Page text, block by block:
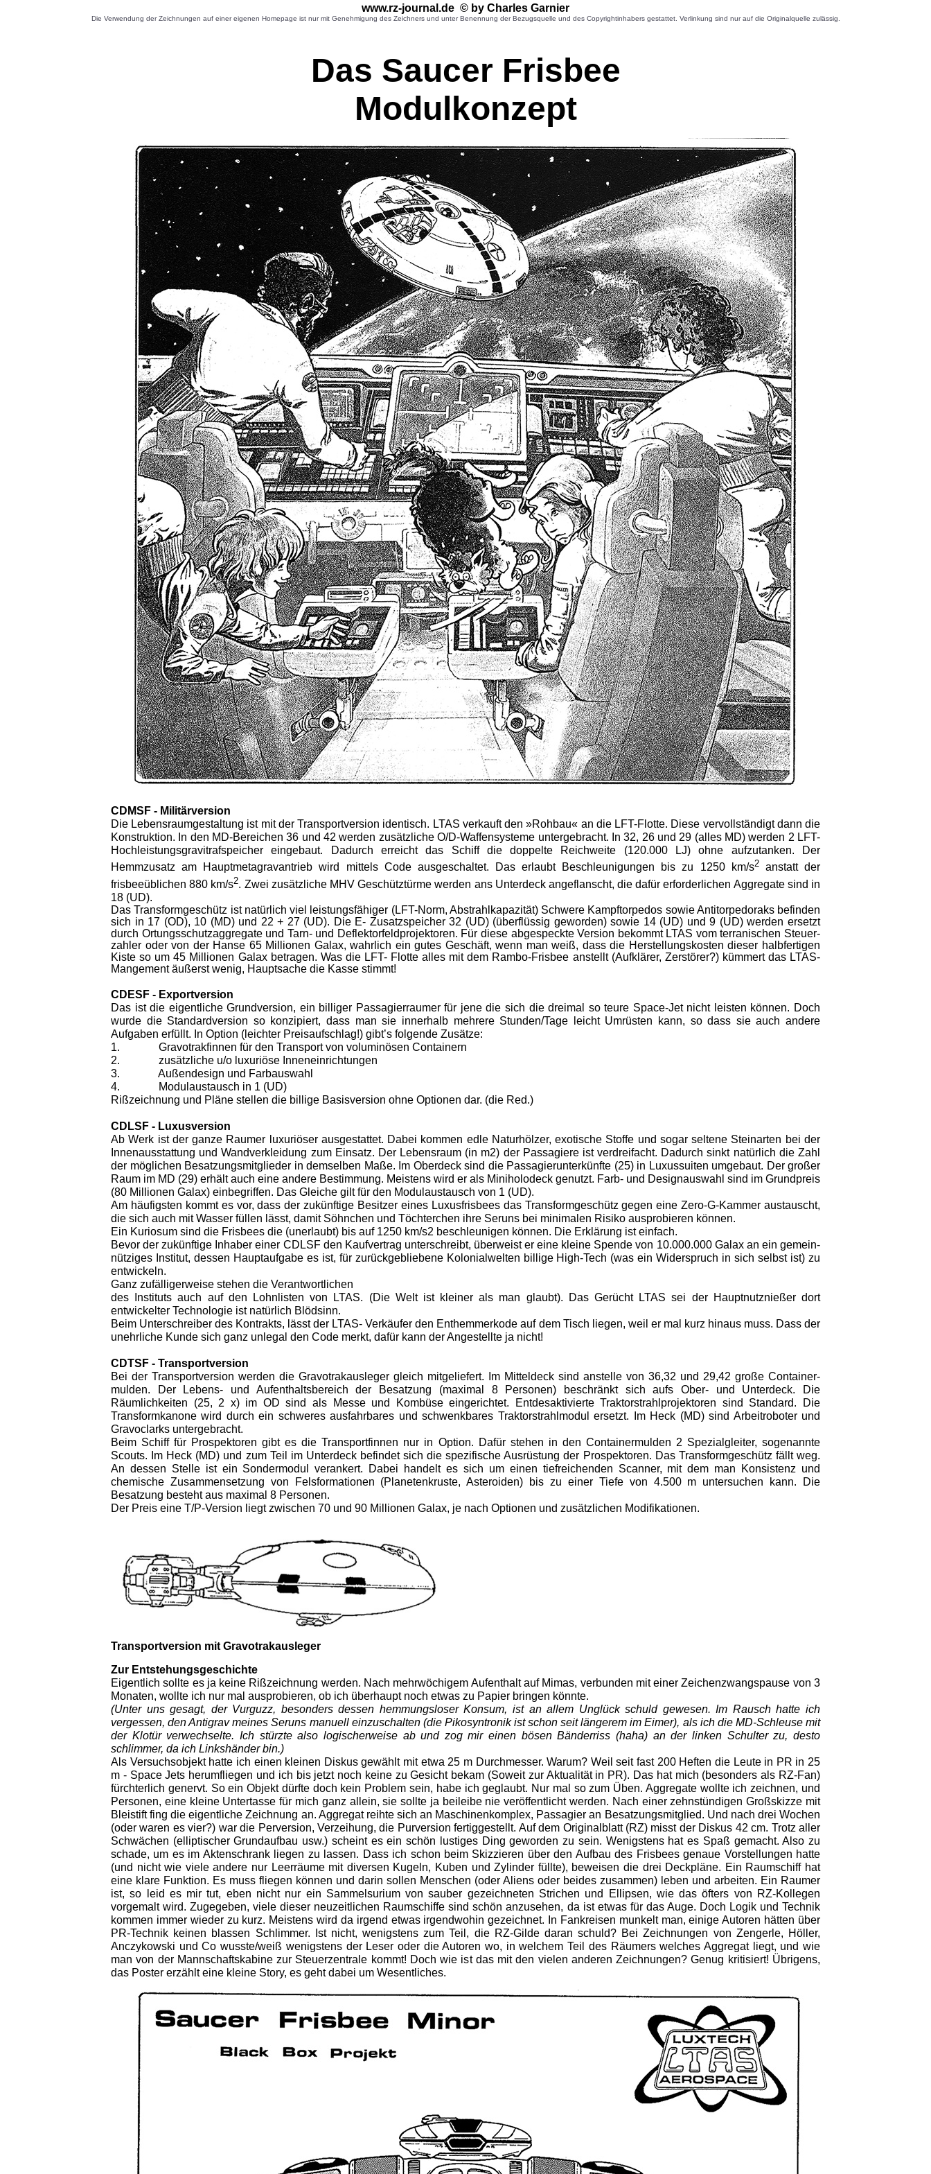
www.rz-journal.de © by Charles Garnier
Die Verwendung der Zeichnungen auf einer eigenen Homepage ist nur mit Genehmigung des Zeichners und unter Benennung der Bezugsquelle und des Copyrightinhabers gestattet. Verlinkung sind nur auf die Originalquelle zulässig.
Das Saucer Frisbee
Modulkonzept
CDMSF - Militärversion
Die Lebensraumgestaltung ist mit der Transport­version identisch. LTAS verkauft den »Rohbau« an die LFT-Flotte. Diese vervollständigt dann die
Kon­struktion. In den MD-Bereichen 36 und 42 werden zusätzliche O/D-Waffensysteme untergebracht. In 32, 26 und 29 (alles MD) werden 2 LFT-
Hochleistungsgravitrafspeicher eingebaut. Dadurch erreicht das Schiff die doppelte Reichweite (120.000 LJ) ohne aufzutanken. Der
Hemmzusatz am Hauptmetagravantrieb wird mittels Code ausgeschaltet. Das erlaubt Beschleunigungen bis zu 1250 km/s2 anstatt der
frisbeeüblichen 880 km/s2. Zwei zu­sätzliche MHV Geschütztürme werden ans Unter­deck angeflanscht, die dafür erforderlichen Aggre­gate sind in
18 (UD).
Das Transformgeschütz ist natürlich viel leistungs­fähiger (LFT-Norm, Abstrahlkapazität) Schwere Kampftorpedos sowie Antitorpedoraks befinden
sich in 17 (OD), 10 (MD) und 22 + 27 (UD). Die E- Zusatzspeicher 32 (UD) (überflüssig geworden) sowie 14 (UD) und 9 (UD) werden ersetzt
durch Ortungsschutzaggregate und Tarn- und Deflektorfeldprojektoren. Für diese abgespeckte Version bekommt LTAS vom terranischen Steuer­
zahler oder von der Hanse 65 Millionen Galax, wahrlich ein gutes Geschäft, wenn man weiß, dass die Herstellungskosten dieser halbfertigen
Kiste so um 45 Millionen Galax betragen. Was die LFT- Flotte alles mit dem Rambo-Frisbee anstellt (Auf­klärer, Zerstörer?) kümmert das LTAS-
Mangement äußerst wenig, Hauptsache die Kasse stimmt!
CDESF - Exportversion
Das ist die eigentliche Grundversion, ein billiger Passagierraumer für jene die sich die dreimal so teure Space-Jet nicht leisten können. Doch
wurde die Standardversion so konzipiert, dass man sie innerhalb mehrere Stunden/Tage leicht Umrüsten kann, so dass sie auch andere
Aufgaben erfüllt. In Option (leichter Preisaufschlag!) gibt’s folgende Zusätze:
1.
Gravotrakfinnen für den Transport von volumin­ösen Containern
2.
zusätzliche u/o luxuriöse Inneneinrichtungen
3.
Außendesign und Farbauswahl
4.
Modulaustausch in 1 (UD)
Rißzeichnung und Pläne stellen die billige Basisversion ohne Optionen dar. (die Red.)
CDLSF - Luxusversion
Ab Werk ist der ganze Raumer luxuriöser ausge­stattet. Dabei kommen edle Naturhölzer, exotische Stoffe und sogar seltene Steinarten bei der
Innenausstattung und Wandverkleidung zum Ein­satz. Der Lebensraum (in m2) der Passagiere ist ver­dreifacht. Dadurch sinkt natürlich die Zahl
der möglichen Besatzungsmitglieder in demselben Maße. Im Oberdeck sind die Passagierunterkünfte (25) in Luxussuiten umgebaut. Der großer
Raum im MD (29) erhält auch eine andere Bestimmung. Meistens wird er als Miniholodeck genutzt. Farb- und Designauswahl sind im Grundpreis
(80 Millionen Galax) einbegriffen. Das Gleiche gilt für den Modulaustausch von 1 (UD).
Am häufigsten kommt es vor, dass der zukünftige Besitzer eines Luxusfrisbees das Transformge­schütz gegen eine Zero-G-Kammer austauscht,
die sich auch mit Wasser füllen lässt, damit Söhnchen und Töchterchen ihre Seruns bei minimalen Risiko ausprobieren können.
Ein Kuriosum sind die Frisbees die (unerlaubt) bis auf 1250 km/s2 beschleunigen können. Die Er­klärung ist einfach.
Bevor der zukünftige Inhaber einer CDLSF den Kaufvertrag unterschreibt, überweist er eine kleine Spende von 10.000.000 Galax an ein gemein­
nütziges Institut, dessen Hauptaufgabe es ist, für zurückgebliebene Kolonialwelten billige High-Tech (was ein Widerspruch in sich selbst ist) zu
ent­wickeln.
Ganz zufälligerweise stehen die Verantwortlichen
des Instituts auch auf den Lohnlisten von LTAS. (Die Welt ist kleiner als man glaubt). Das Gerücht LTAS sei der Hauptnutznießer dort
entwickelter Technologie ist natürlich Blödsinn.
Beim Unterschreiber des Kontrakts, lässt der LTAS- Verkäufer den Enthemmerkode auf dem Tisch liegen, weil er mal kurz hinaus muss. Dass der
unehrliche Kunde sich ganz unlegal den Code merkt, dafür kann der Angestellte ja nicht!
CDTSF - Transportversion
Bei der Transportversion werden die Gravotrakausleger gleich mitgeliefert. Im Mitteldeck sind anstelle von 36,32 und 29,42 große Container­
mulden. Der Lebens- und Aufenthaltsbereich der Besatzung (maximal 8 Personen) beschränkt sich aufs Ober- und Unterdeck. Die
Räumlichkeiten (25, 2 x) im OD sind als Messe und Kombüse einge­richtet. Entdesaktivierte Traktorstrahlprojektoren sind Standard. Die
Transformkanone wird durch ein schweres ausfahrbares und schwenkbares Traktor­strahlmodul ersetzt. Im Heck (MD) sind Arbeitroboter und
Gravoclarks untergebracht.
Beim Schiff für Prospektoren gibt es die Transportfinnen nur in Option. Dafür stehen in den Con­tainermulden 2 Spezialgleiter, sogenannte
Scouts. Im Heck (MD) und zum Teil im Unterdeck befindet sich die spezifische Ausrüstung der Prospektoren. Das Transformgeschütz fällt weg.
An dessen Stelle ist ein Sondermodul verankert. Dabei handelt es sich um einen tiefreichenden Scanner, mit dem man Konsistenz und
chemische Zusammensetzung von Felsformationen (Planetenkruste, Asteroiden) bis zu einer Tiefe von 4.500 m untersuchen kann. Die
Besatzung besteht aus maximal 8 Personen.
Der Preis eine T/P-Version liegt zwischen 70 und 90 Millionen Galax, je nach Optionen und zusätz­lichen Modifikationen.
Transportversion mit Gravotrakausleger
Zur Entstehungsgeschichte
Eigentlich sollte es ja keine Rißzeichnung werden. Nach mehrwöchigem Aufenthalt auf Mimas, verbunden mit einer Zeichenzwangspause von 3
Monaten, wollte ich nur mal ausprobieren, ob ich überhaupt noch etwas zu Papier bringen könnte.
(Unter uns gesagt, der Vurguzz, besonders dessen hemmungsloser Konsum, ist an allem Unglück schuld gewesen. Im Rausch hatte ich
vergessen, den Antigrav meines Seruns manuell einzuschalten (die Pikosyntronik ist schon seit längerem im Eimer), als ich die MD-Schleuse mit
der Klotür verwechselte. Ich stürzte also logischerweise ab und zog mir einen bösen Bänderriss (haha) an der linken Schulter zu, desto
schlimmer, da ich Linkshänder bin.)
Als Versuchsobjekt hatte ich einen kleinen Diskus gewählt mit etwa 25 m Durchmesser. Warum? Weil seit fast 200 Heften die Leute in PR in 25
m - Space Jets herumfliegen und ich bis jetzt noch keine zu Gesicht bekam (Soweit zur Aktualität in PR). Das hat mich (besonders als RZ-Fan)
fürchterlich genervt. So ein Objekt dürfte doch kein Problem sein, habe ich geglaubt. Nur mal so zum Üben. Aggregate wollte ich zeichnen, und
Personen, eine kleine Untertasse für mich ganz allein, sie sollte ja beileibe nie veröffentlicht werden. Nach einer zehnstündigen Großskizze mit
Bleistift fing die eigentliche Zeichnung an. Aggregat reihte sich an Maschinenkomplex, Passagier an Besatzungsmitglied. Und nach drei Wochen
(oder waren es vier?) war die Perversion, Verzeihung, die Purversion fertiggestellt. Auf dem Originalblatt (RZ) misst der Diskus 42 cm. Trotz aller
Schwächen (elliptischer Grundaufbau usw.) scheint es ein schön
lustiges Ding geworden zu sein. Wenigstens hat es Spaß gemacht. Also zu
schade, um es im Aktenschrank liegen zu lassen. Dass ich schon beim Skizzieren über den Aufbau des Frisbees genaue Vorstellungen hatte
(und nicht wie viele andere nur Leerräume mit diversen Kugeln, Kuben und Zylinder füllte), beweisen die drei Deckpläne. Ein Raumschiff hat
eine klare Funktion. Es muss fliegen können und darin sollen Menschen (oder Aliens oder beides zusammen) leben und arbeiten. Ein Raumer
ist, so leid es mir tut, eben nicht nur ein Sammelsurium von sauber gezeichneten Strichen und Ellipsen, wie das öfters von RZ-Kollegen
vorgemalt wird. Zugegeben, viele dieser neuzeitlichen Raumschiffe sind schön anzusehen, da ist etwas für das Auge. Doch Logik und Technik
kommen immer wieder zu kurz. Meistens wird da irgend etwas irgendwohin gezeichnet. In Fankreisen munkelt man, einige Autoren hätten über
PR-Technik keinen blassen Schlimmer. Ist nicht, wenigstens zum Teil, die RZ-Gilde daran schuld? Bei Zeichnungen von Zengerle, Höller,
Anczykowski und Co wusste/weiß wenigstens der Leser oder die Autoren wo, in welchem Teil des Räumers welches Aggregat liegt, und wie
man von der Mannschaftskabine zur Steuerzentrale kommt! Doch wie ist das mit den vielen anderen Zeichnungen? Genug kritisiert! Übrigens,
das Poster erzählt eine kleine Story, es geht dabei um Wesentliches.